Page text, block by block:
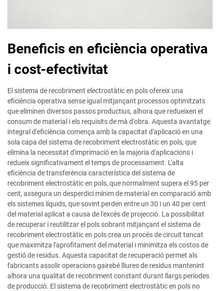
Beneficis en eficiència operativa
i cost-efectivitat
El sistema de recobriment electrostàtic en pols ofereix una
eficiència operativa sense igual mitjançant processos optimitzats
que eliminen diversos passos productius, alhora que redueixen el
consum de material i els requisits de mà d'obra. Aquesta avantatge
integral d'eficiència comença amb la capacitat d'aplicació en una
sola capa del sistema de recobriment electrostàtic en pols, que
elimina la necessitat d'imprimació en la majoria d'aplicacions i
redueix significativament el temps de processament. L'alta
eficiència de transferència característica del sistema de
recobriment electrostàtic en pols, que normalment supera el 95 per
cent, assegura un desperdici mínim de material en comparació amb
els sistemes líquids, que sovint perden entre un 30 i un 40 per cent
del material aplicat a causa de l'excés de projecció. La possibilitat
de recuperar i reutilitzar el pols sobrant mitjançant el sistema de
recobriment electrostàtic en pols crea un procés de circuit tancat
que maximitza l'aprofitament del material i minimitza els costos de
gestió de residus. Aquesta capacitat de recuperació permet als
fabricants assolir operacions gairebé lliures de residus mantenint
alhora una qualitat de recobriment constant durant llargs períodes
de producció. El sistema de recobriment electrostàtic en pols no